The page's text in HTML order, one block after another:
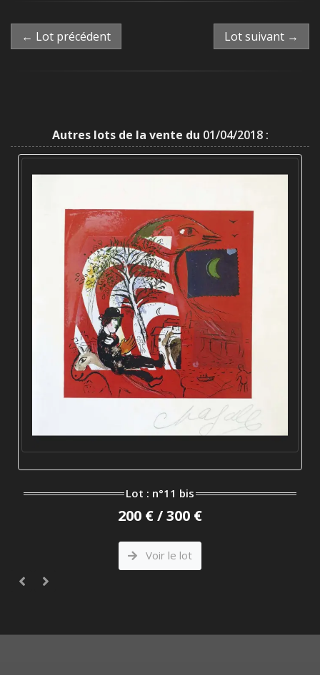
← Lot précédent Lot suivant →
Autres lots de la vente du 01/04/2018 :
Lot : n°11 bis
200 € / 300 €
Voir le lot